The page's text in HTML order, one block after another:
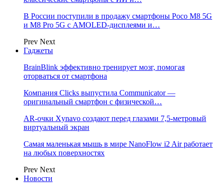
В России поступили в продажу смартфоны Poco M8 5G
и M8 Pro 5G с AMOLED-дисплеями и…
Prev Next
Гаджеты
BrainBlink эффективно тренирует мозг, помогая
оторваться от смартфона
Компания Clicks выпустила Communicator —
оригинальный смартфон с физической…
AR-очки Xynavo создают перед глазами 7,5-метровый
виртуальный экран
Самая маленькая мышь в мире NanoFlow i2 Air работает
на любых поверхностях
Prev Next
Новости